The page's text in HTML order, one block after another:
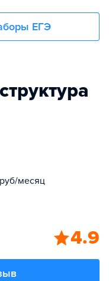
ЕГЭ
месяц
4.9